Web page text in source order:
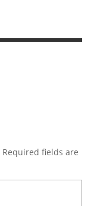
Required fields are